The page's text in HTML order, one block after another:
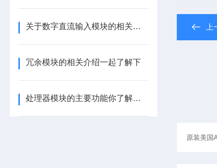
关于数字直流输入模块的相关介绍
冗余模块的相关介绍一起了解下
处理器模块的主要功能你了解多少呢